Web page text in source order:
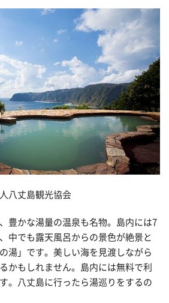
八丈島観光協会
豊かな湯量の温泉も名物。島内には7
中でも露天風呂からの景色が絶景と
湯」です。美しい海を見渡しながら
かもしれません。島内には無料で利
。八丈島に行ったら湯巡りをするの